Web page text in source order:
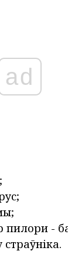
ad
пилори -
страўніка.